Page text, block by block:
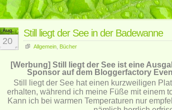
Aug.
20
Still liegt der See in der Badewanne
Allgemein Bücher
[Werbung] Still liegt der See ist eine
Sponsor auf dem Bloggerfactory
Still liegt der See hat einen kurzweiligen
erhalten, während ich meine Füße mit einem
Kann ich bei warmen Temperaturen nur